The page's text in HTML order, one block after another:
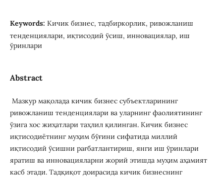
Keywords: Кичик бизнес, тадбиркорлик, ривожланиш
тенденциялари, иқтисодий ўсиш, инновациялар, иш
ўринлари
Abstract
Мазкур мақолада кичик бизнес субъектларининг
ривожланиш тенденциялари ва уларнинг фаолиятининг
ўзига хос жиҳатлари таҳлил қилинган. Кичик бизнес
иқтисодиётнинг муҳим бўғини сифатида миллий
иқтисодий ўсишни рағбатлантириш, янги иш ўринлари
яратиш ва инновацияларни жорий этишда муҳим аҳамият
касб этади. Тадқиқот доирасида кичик бизнеснинг